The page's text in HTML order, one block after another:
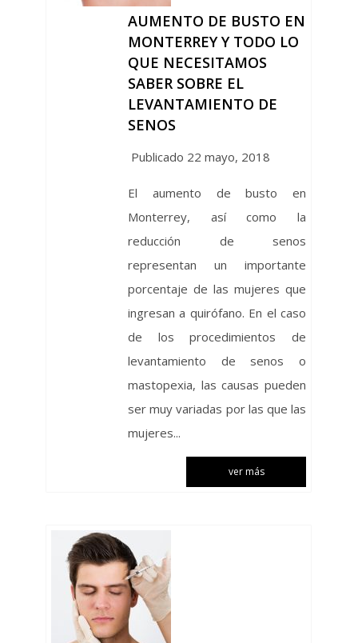
AUMENTO DE BUSTO EN
MONTERREY Y TODO LO
QUE NECESITAMOS
SABER SOBRE EL
LEVANTAMIENTO DE
SENOS
Publicado 22 mayo, 2018
El aumento de busto en
Monterrey, así como la
reducción de senos
representan un importante
porcentaje de las mujeres que
ingresan a quirófano. En el caso
de los procedimientos de
levantamiento de senos o
mastopexia, las causas pueden
ser muy variadas por las que las
mujeres...
ver más